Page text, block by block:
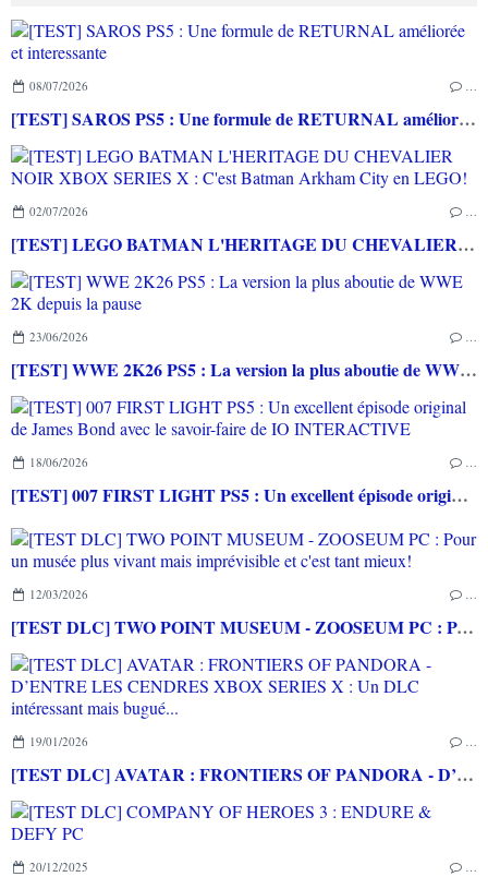
08/07/2026 …
[TEST] SAROS PS5 : Une formule de RETURNAL améliorée et interessante
02/07/2026 …
[TEST] LEGO BATMAN L'HERITAGE DU CHEVALIER NOIR XBOX SERIES X : C'est Batman Arkham City en LEGO!
23/06/2026 …
[TEST] WWE 2K26 PS5 : La version la plus aboutie de WWE 2K depuis la pause
18/06/2026 …
[TEST] 007 FIRST LIGHT PS5 : Un excellent épisode original de James Bond avec le savoir-faire de IO INTERACTIVE
12/03/2026 …
[TEST DLC] TWO POINT MUSEUM - ZOOSEUM PC : Pour un musée plus vivant mais imprévisible et c'est tant mieux!
19/01/2026 …
[TEST DLC] AVATAR : FRONTIERS OF PANDORA - D’ENTRE LES CENDRES XBOX SERIES X : Un DLC intéressant mais bugué...
20/12/2025 …